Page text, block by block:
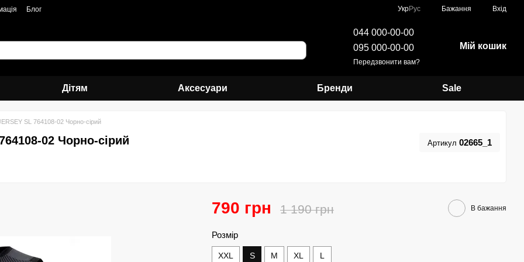
Блог УкрРус Бажання Вхід
044 000-00-00
095 000-00-00
Передзвонити вам?
Мій кошик
Дітям Аксесуари Бренди Sale
SL 764108-02 Чорно-сірий
02 Чорно-сірий Артикул 02665_1
790 грн 1 190 грн В бажання
Розмір
XXL S M XL L